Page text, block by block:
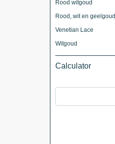
Rood witgoud
Rood, wit en geelgoud
Venetian Lace
Witgoud
Calculator